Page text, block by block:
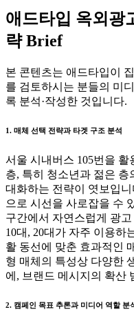
애드타입 옥외광
략 Brief
본 콘텐츠는 애드타입이
를 검토하시는 분들의 미
록 분석·작성한 것입니다.
1. 매체 선택 전략과 타겟 구조 분석
서울 시내버스 105번을
층, 특히 청소년과 젊은
대화하는 전략이 엿보입
으로 시선을 사로잡을 수
구간에서 자연스럽게 광
10대, 20대가 자주 이용하
활 동선에 맞춘 효과적인
형 매체의 특성상 다양한
에, 브랜드 메시지의 확산
2. 캠페인 목표 추론과 미디어 역할 분